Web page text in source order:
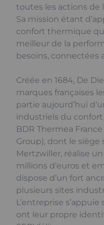
toutes les actions de
Sa mission étant
confort thermique
meilleur de la
besoins, connectées
Créée en 1684, De
marques françaises
partie aujourd’hui
industriels du
BDR Thermea
Group), dont le siège
Mertzwiller, réalise
millions d’euros et
dispose d’un fort
plusieurs sites
L’entreprise
ont leur propre